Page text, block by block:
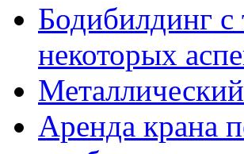
Бодибилдинг с
некоторых
Аренда крана